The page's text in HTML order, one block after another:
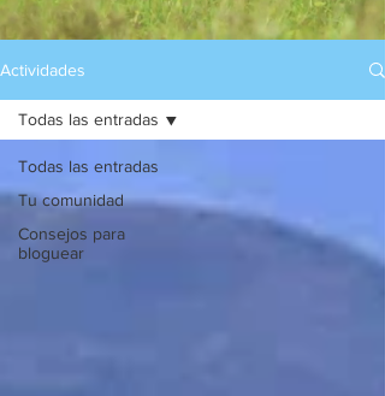
Actividades
Todas las entradas
Tu comunidad
Consejos para
bloguear
Todas las entradas